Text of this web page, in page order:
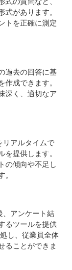
式があります。
トを正確に測定
過去の回答に基
成できます。
深く、適切なア
リアルタイムで
提供します。
の傾向や不足し
、アンケート結
るツールを提供
し、従業員全体
ることができま